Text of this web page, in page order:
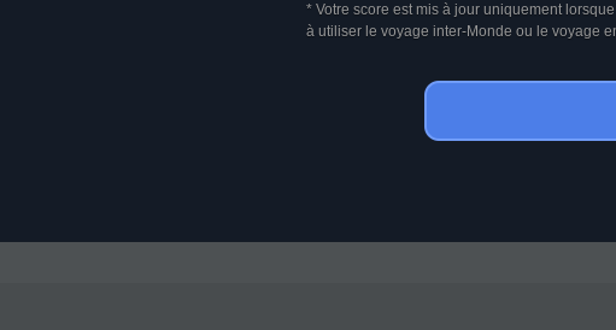
* Votre score est mis à jour uniquement
à utiliser le voyage inter-Monde ou le voyage